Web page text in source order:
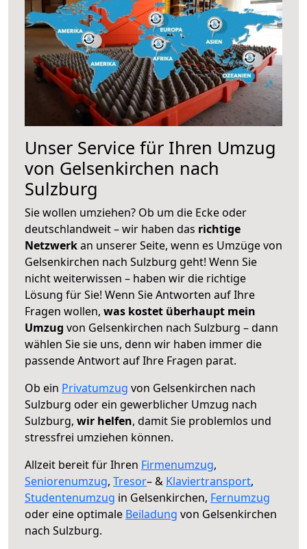
Unser Service für Ihren Umzug
von Gelsenkirchen nach
Sulzburg
Sie wollen umziehen? Ob um die Ecke oder
deutschlandweit – wir haben das richtige
Netzwerkan unserer Seite, wenn es Umzüge von
Gelsenkirchen nach Sulzburg geht! Wenn Sie
nicht weiterwissen – haben wir die richtige
Lösung für Sie! Wenn Sie Antworten auf Ihre
Fragen wollen, was kostet überhaupt mein
Umzug von Gelsenkirchen nach Sulzburg – dann
wählen Sie sie uns, denn wir haben immer die
passende Antwort auf Ihre Fragen parat.
Ob ein Privatumzug von Gelsenkirchen nach
Sulzburg oder ein gewerblicher Umzug nach
Sulzburg, wir helfen, damit Sie problemlos und
stressfrei umziehen können.
Allzeit bereit für Ihren Firmenumzug,
Seniorenumzug, Tresor– & Klaviertransport,
Studentenumzug in Gelsenkirchen, Fernumzug
oder eine optimale Beiladung von Gelsenkirchen
nach Sulzburg.